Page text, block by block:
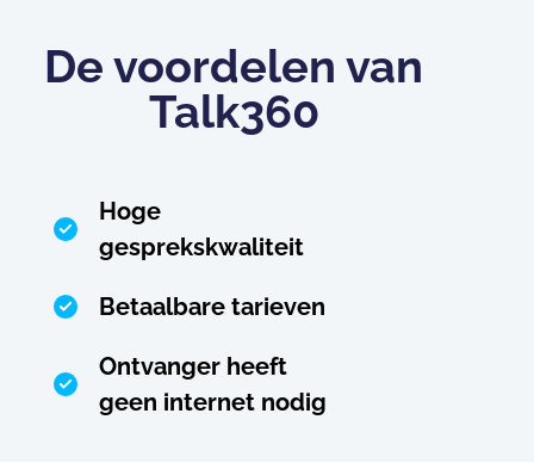
De voordelen van
Talk360
Hoge
gesprekskwaliteit
Betaalbare tarieven
Ontvanger heeft
geen internet nodig